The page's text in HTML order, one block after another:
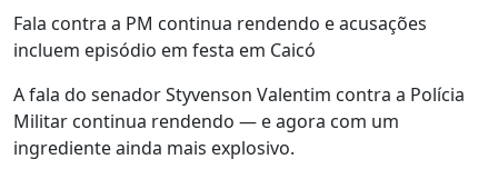
Fala contra a PM continua rendendo e acusações
incluem episódio em festa em Caicó
A fala do senador Styvenson Valentim contra a Polícia
Militar continua rendendo — e agora com um
ingrediente ainda mais explosivo.